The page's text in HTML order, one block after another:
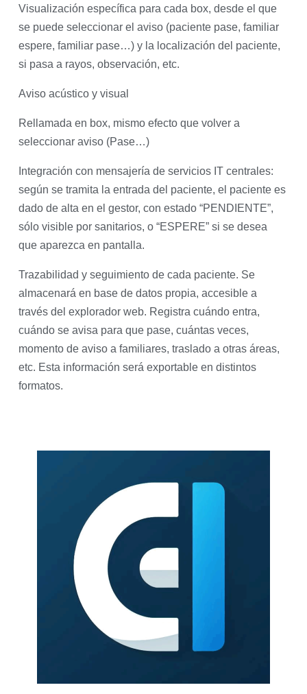
Visualización específica para cada box, desde el que
se puede seleccionar el aviso (paciente pase, familiar
espere, familiar pase…) y la localización del paciente,
si pasa a rayos, observación, etc.
Aviso acústico y visual
Rellamada en box, mismo efecto que volver a
seleccionar aviso (Pase…)
Integración con mensajería de servicios IT centrales:
según se tramita la entrada del paciente, el paciente es
dado de alta en el gestor, con estado “PENDIENTE”,
sólo visible por sanitarios, o “ESPERE” si se desea
que aparezca en pantalla.
Trazabilidad y seguimiento de cada paciente. Se
almacenará en base de datos propia, accesible a
través del explorador web. Registra cuándo entra,
cuándo se avisa para que pase, cuántas veces,
momento de aviso a familiares, traslado a otras áreas,
etc. Esta información será exportable en distintos
formatos.